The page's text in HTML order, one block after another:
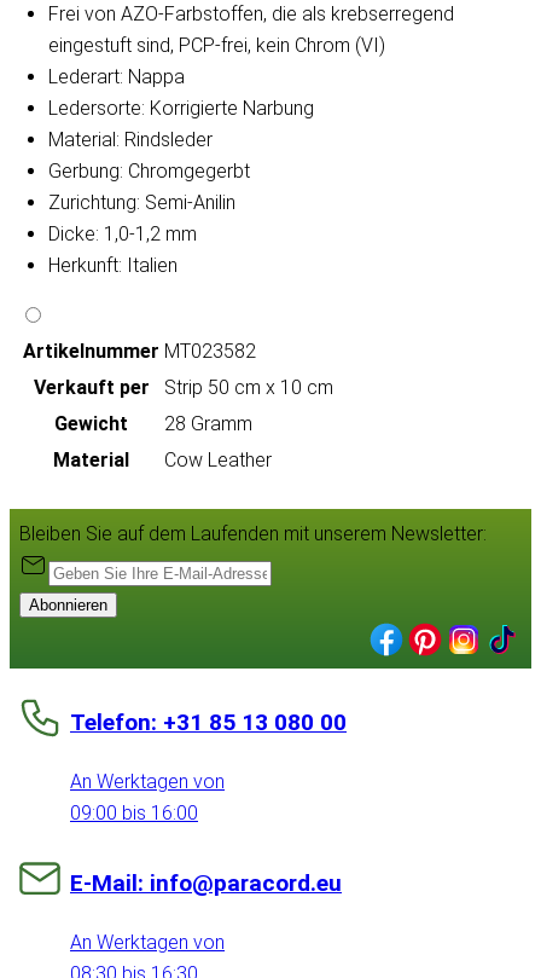
Frei von AZO-Farbstoffen, die als krebserregend
eingestuft sind, PCP-frei, kein Chrom (VI)
Lederart: Nappa
Ledersorte: Korrigierte Narbung
Material: Rindsleder
Gerbung: Chromgegerbt
Zurichtung: Semi-Anilin
Dicke: 1,0-1,2 mm
Herkunft: Italien
Artikeln‌ummer MT023582
Verkauft per
Strip 50 cm x 10 cm
Gewicht
28 Gramm
Material
Cow Leather
Bleiben Sie auf dem Laufenden mit unserem Newsletter:
Abonnieren
Telefon: +31 85 13 080 00
An Werktagen von
09:00 bis 16:00
E-Mail: info@paracord.eu
An Werktagen von